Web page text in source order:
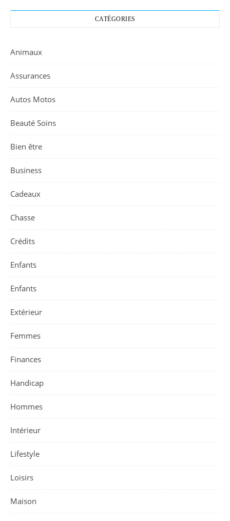
CATÉGORIES
Animaux
Assurances
Autos Motos
Beauté Soins
Bien être
Business
Cadeaux
Chasse
Crédits
Enfants
Enfants
Extérieur
Femmes
Finances
Handicap
Hommes
Intérieur
Lifestyle
Loisirs
Maison